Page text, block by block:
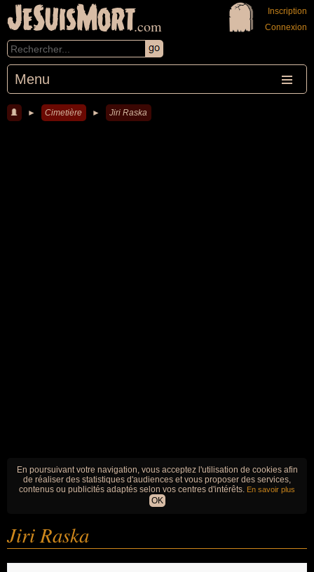
JeSuisMort.com
Menu
Inscription
Connexion
► Cimetière ► Jiri Raska
En poursuivant votre navigation, vous acceptez l'utilisation de cookies afin
de réaliser des statistiques d'audiences et vous proposer des services,
contenus ou publicités adaptés selon vos centres d'intérêts. En savoir plus
OK
Jiri Raska